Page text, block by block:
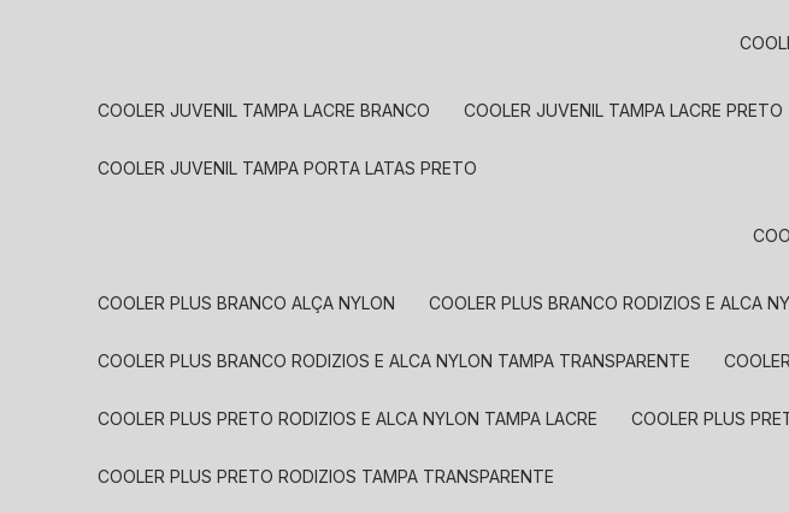
COOLER JUVENIL TAMPA LACRE BRANCO COOLER JUVENIL TAMPA LACRE PRETO
COOLER JUVENIL TAMPA PORTA LATAS PRETO
COOLER PLUS BRANCO ALÇA NYLON COOLER PLUS BRANCO RODIZIOS E ALCA
COOLER PLUS BRANCO RODIZIOS E ALCA NYLON TAMPA TRANSPARENTE
COOLER PLUS PRETO RODIZIOS E ALCA NYLON TAMPA LACRE COOLER PLUS
COOLER PLUS PRETO RODIZIOS TAMPA TRANSPARENTE